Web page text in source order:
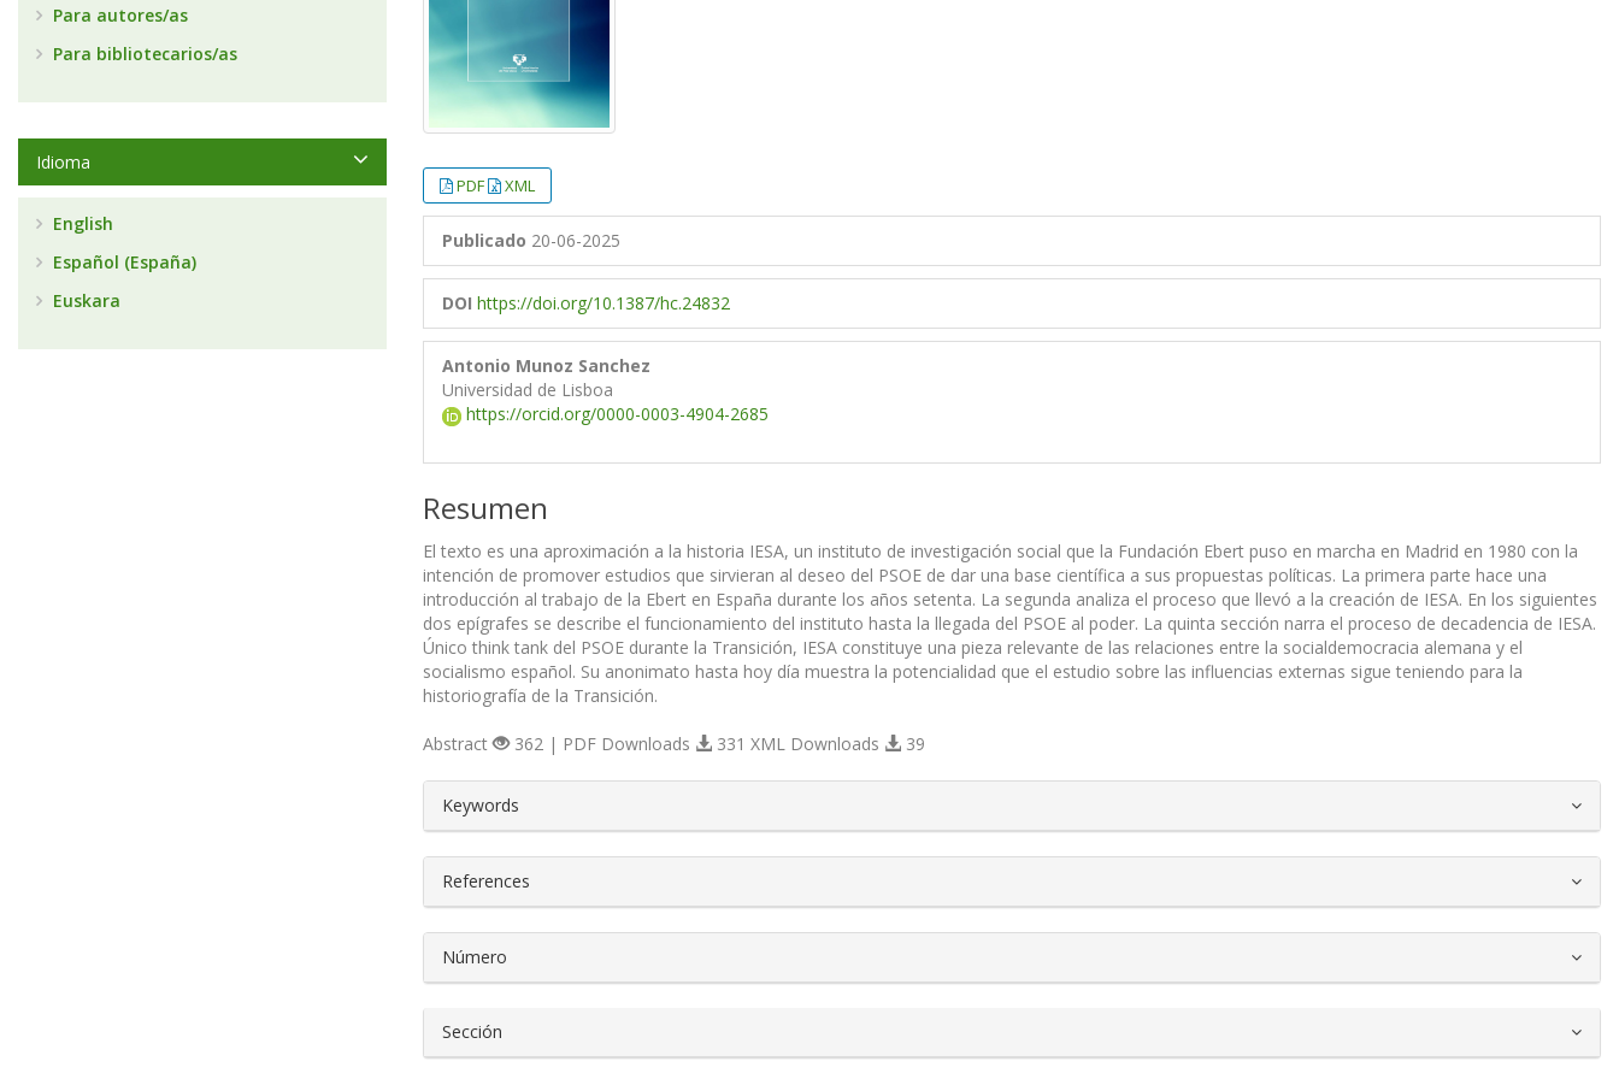
PDF XML
Publicado 20-06-2025
DOI https://doi.org/10.1387/hc.24832
Antonio Munoz Sanchez
Universidad de Lisboa
https://orcid.org/0000-0003-4904-2685
Resumen
El texto es una aproximación a la historia IESA, un instituto de investigación social que la Fundación Ebert puso en marcha en Madrid en 1980 con la
intención de promover estudios que sirvieran al deseo del PSOE de dar una base científica a sus propuestas políticas. La primera parte hace una
introducción al trabajo de la Ebert en España durante los años setenta. La segunda analiza el proceso que llevó a la creación de IESA. En los siguientes
dos epígrafes se describe el funcionamiento del instituto hasta la llegada del PSOE al poder. La quinta sección narra el proceso de decadencia de IESA.
Único think tank del PSOE durante la Transición, IESA constituye una pieza relevante de las relaciones entre la socialdemocracia alemana y el
socialismo español. Su anonimato hasta hoy día muestra la potencialidad que el estudio sobre las influencias externas sigue teniendo para la
historiografía de la Transición.
Abstract 362 | PDF Downloads 331 XML Downloads 39
##plugins.themes.bootstrap3.article.details##
Keywords
References
Número
Sección
Para autores/as
Para bibliotecarios/as
Idioma
English
Español (España)
Euskara